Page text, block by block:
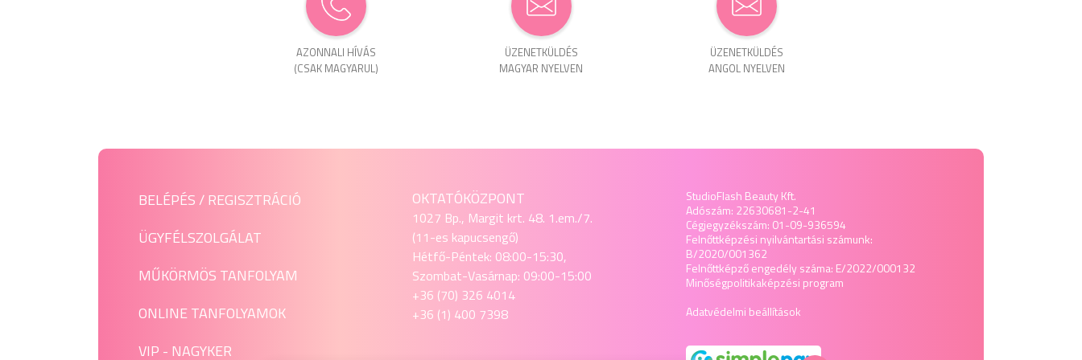
AZONNALI HÍVÁS
(CSAK MAGYARUL)
ÜZENET­KÜLDÉS
MAGYAR NYELVEN
ÜZENET­KÜLDÉS
ANGOL NYELVEN
BELÉPÉS / REGISZTRÁCIÓ
ÜGYFÉLSZOLGÁLAT
MŰKÖRMÖS TANFOLYAM
ONLINE TANFOLYAMOK
VIP - NAGYKER
OKTATÓKÖZPONT
1027 Bp., Margit krt. 48. 1.em./7.
(11-es kapucsengő)
Hétfő-Péntek: 08:00-15:30,
Szombat-Vasárnap: 09:00-15:00
+36 (70) 326 4014
+36 (1) 400 7398
StudioFlash Beauty Kft.
Adószám: 22630681-2-41
Cégjegyzékszám: 01-09-936594
Felnőttképzési nyilvántartási számunk:
B/2020/001362
Felnőttképző engedély száma: E/2022/000132
Minőségpolitikaképzési program
Adatvédelmi beállítások